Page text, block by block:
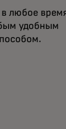
в любое
удобным